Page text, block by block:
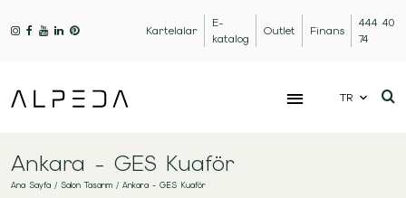
Kartelalar
E-
katalog
Outlet Finans
444 40
74
TR
Ankara - GES Kuaför
Ana Sayfa / Salon Tasarım / Ankara - GES Kuaför